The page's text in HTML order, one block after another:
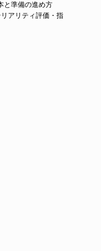
と準備の進め方
アリティ評価・指